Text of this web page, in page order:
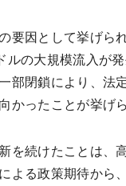
要因として挙げら
ルの大規模流入が
部閉鎖により、法
かったことが挙げら
を続けたことは、
よる政策期待から